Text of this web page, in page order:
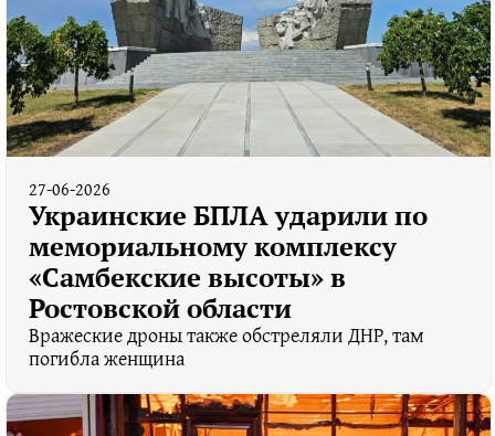
27-06-2026
Украинские БПЛА ударили по
мемориальному комплексу
«Самбекские высоты» в
Ростовской области
Вражеские дроны также обстреляли ДНР, там
погибла женщина